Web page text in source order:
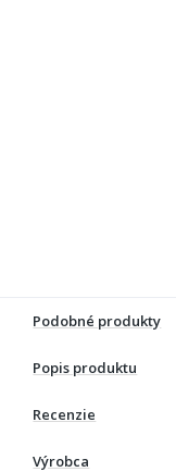
Podobné produkty
Popis produktu
Recenzie
Výrobca